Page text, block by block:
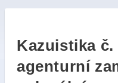
Kazuistika
agenturní